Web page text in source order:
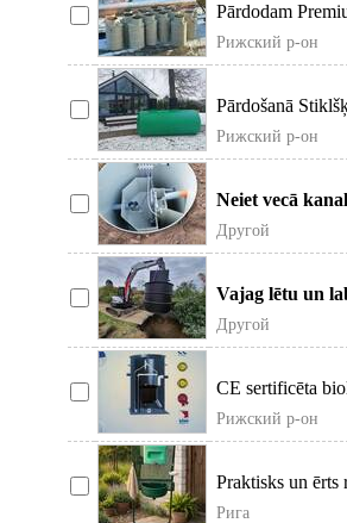
Pārdodam
sertifikātu un pi
Рижский р-он
Pārdošanā
Ražoti
Рижский р-он
Neiet vecā
/uzstādām
Другой
Vajag lētu un
attīrīšanas
Другой
CE sertificēta
Рижский р-он
Praktisks un ērts
būvlaukumā, noli
Рига